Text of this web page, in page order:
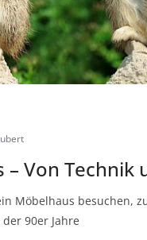
– Von
Möbelhaus besuchen,
90er Jahre